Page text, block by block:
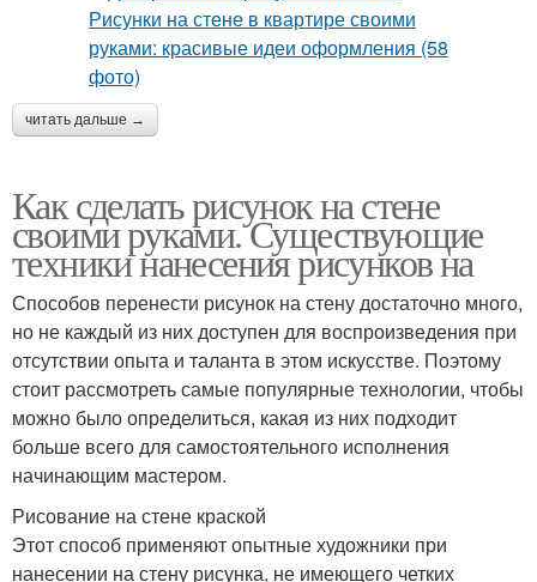
читать дальше →
Как сделать рисунок на стене
своими руками. Существующие
техники нанесения рисунков на
Способов перенести рисунок на стену достаточно много,
но не каждый из них доступен для воспроизведения при
отсутствии опыта и таланта в этом искусстве. Поэтому
стоит рассмотреть самые популярные технологии, чтобы
можно было определиться, какая из них подходит
больше всего для самостоятельного исполнения
начинающим мастером.
Рисование на стене краской
Этот способ применяют опытные художники при
нанесении на стену рисунка, не имеющего четких